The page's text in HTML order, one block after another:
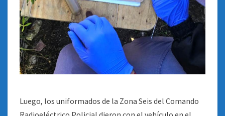
Luego, los uniformados de la Zona Seis del Comando